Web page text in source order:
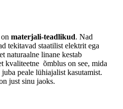
materjali-teadlikud. Nad
tekitavad staatilist elektrit ega
naturaalne linane kestab
kvaliteetne õmblus on see, mida
peale lühiajalist kasutamist.
just sinu jaoks.